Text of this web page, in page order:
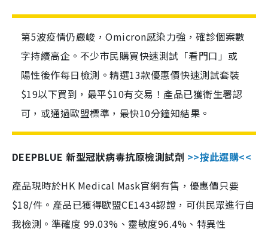
第5波疫情仍嚴峻，Omicron感染力強，確診個案數
字持續高企。不少市民購買快速測試「看門口」或
陽性後作每日檢測。精選13款優惠價快速測試套裝
$19以下買到，最平$10有交易！產品已獲衛生署認
可，或通過歐盟標準，最快10分鐘知結果。
DEEPBLUE 新型冠狀病毒抗原檢測試劑 >>按此選購<<
產品現時於HK Medical Mask官網有售，優惠價只要
$18/件。產品已獲得歐盟CE1434認證，可供民眾進行自
我檢測。準確度 99.03%、靈敏度96.4%、特異性